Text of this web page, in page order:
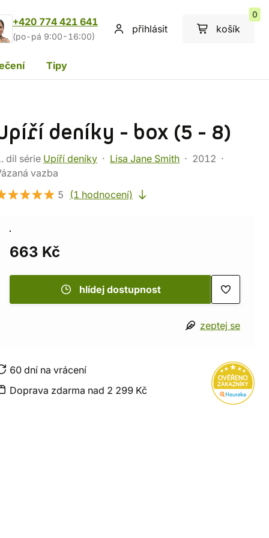
+420 774 421 641
(po-pá 9:00-16:00)
přihlásit košík
0
Tipy
deníky - box (5 - 8)
díl série Upíří deníky Lisa Jane Smith
2012
vazba
5
(1 hodnocení)
663 Kč
hlídej dostupnost
zeptej se
60 dní na vrácení
Doprava zdarma nad 2 299 Kč